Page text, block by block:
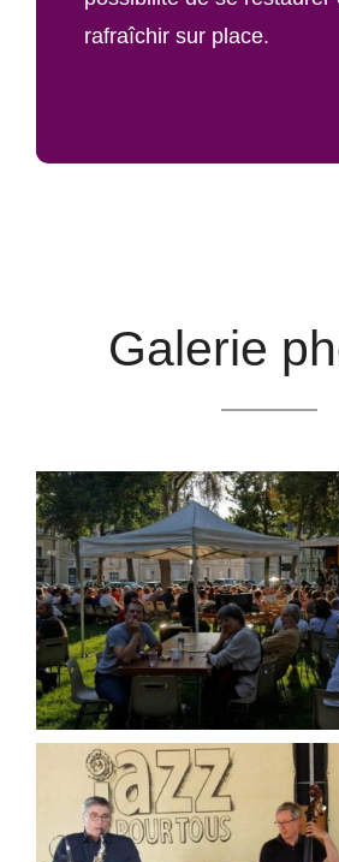
rafraîchir sur place.
Galerie